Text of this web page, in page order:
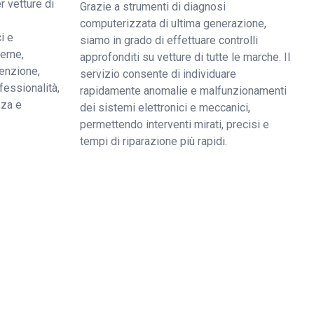
vetture di
e
e
Grazie a strumenti di diagnosi
computerizzata di ultima generazione,
siamo in grado di effettuare controlli
approfonditi su vetture di tutte le marche. Il
servizio consente di individuare
rapidamente anomalie e malfunzionamenti
dei sistemi elettronici e meccanici,
permettendo interventi mirati, precisi e
tempi di riparazione più rapidi.